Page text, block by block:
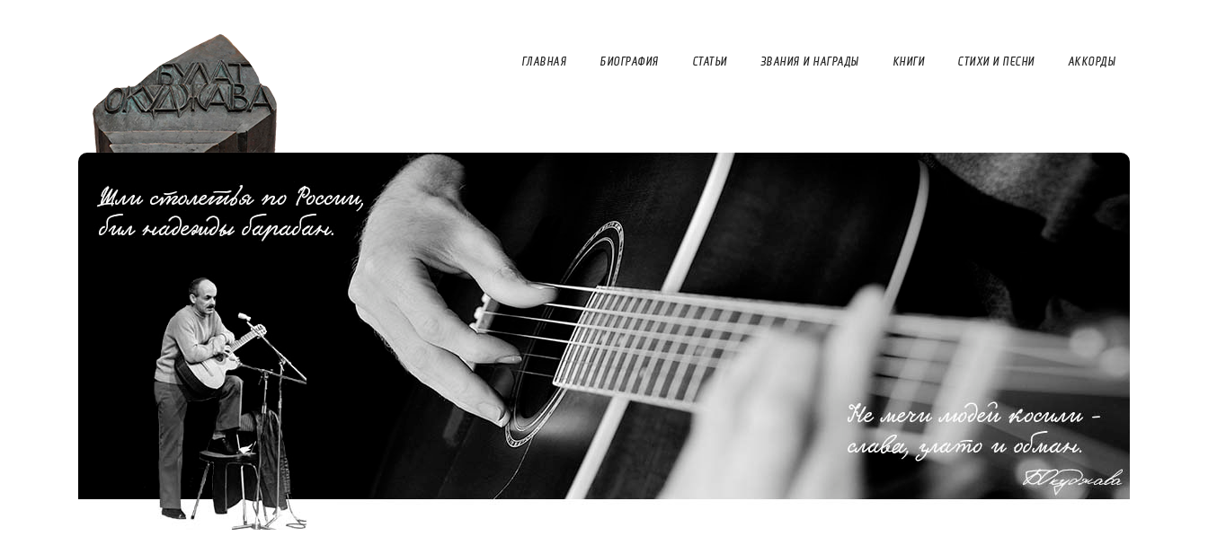
ГЛАВНАЯ БИОГРАФИЯ СТАТЬИ ЗВАНИЯ И НАГРАДЫ КНИГИ СТИХИ И ПЕСНИ АККОРДЫ